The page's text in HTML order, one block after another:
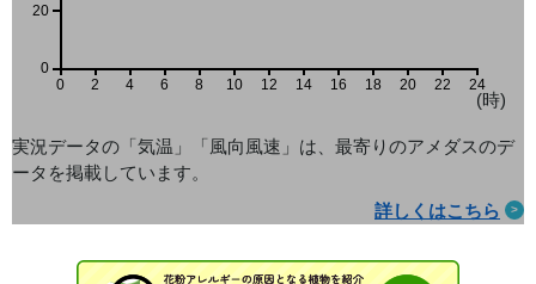
0 2 4 6 8 10 12 14 16 18 20 22 24
(時)
0
20
実況データの「気温」「風向風速」は、最寄りのアメダスのデ
ータを掲載しています。
詳しくはこちら